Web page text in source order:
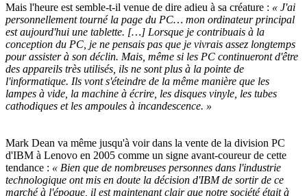
Mais l'heure est semble-t-il venue de dire adieu à sa créature : « J'ai
personnellement tourné la page du PC… mon ordinateur principal
est aujourd'hui une tablette. […] Lorsque je contribuais à la
conception du PC, je ne pensais pas que je vivrais assez longtemps
pour assister à son déclin. Mais, même si les PC continueront d'être
des appareils très utilisés, ils ne sont plus à la pointe de
l'informatique. Ils vont s'éteindre de la même manière que les
lampes à vide, la machine à écrire, les disques vinyle, les tubes
cathodiques et les ampoules à incandescence. »
Mark Dean va même jusqu'à voir dans la vente de la division PC
d'IBM à Lenovo en 2005 comme un signe avant-coureur de cette
tendance : « Bien que de nombreuses personnes dans l'industrie
technologique ont mis en doute la décision d'IBM de sortir de ce
marché à l'époque, il est maintenant clair que notre société était à